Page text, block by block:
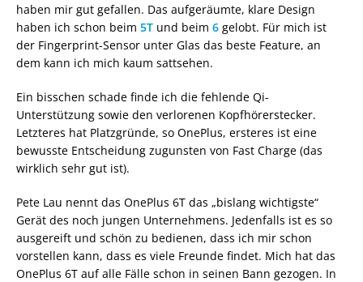
haben mir gut gefallen. Das aufgeräumte, klare Design
haben ich schon beim 5T und beim 6 gelobt. Für mich ist
der Fingerprint-Sensor unter Glas das beste Feature, an
dem kann ich mich kaum sattsehen.
Ein bisschen schade finde ich die fehlende Qi-
Unterstützung sowie den verlorenen Kopfhörerstecker.
Letzteres hat Platzgründe, so OnePlus, ersteres ist eine
bewusste Entscheidung zugunsten von Fast Charge (das
wirklich sehr gut ist).
Pete Lau nennt das OnePlus 6T das „bislang wichtigste“
Gerät des noch jungen Unternehmens. Jedenfalls ist es so
ausgereift und schön zu bedienen, dass ich mir schon
vorstellen kann, dass es viele Freunde findet. Mich hat das
OnePlus 6T auf alle Fälle schon in seinen Bann gezogen. In